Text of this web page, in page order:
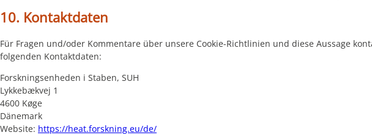
10. Kontaktdaten
Für Fragen und/oder Kommentare über unsere Cookie-Richtlinien und diese Aussage
folgenden Kontaktdaten:
Forskningsenheden i Staben, SUH
Lykkebækvej 1
4600 Køge
Dänemark
Website: https://heat.forskning.eu/de/